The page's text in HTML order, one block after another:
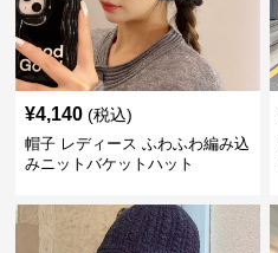
¥4,140 (税込)
帽子 レディース ふわふわ編み込
みニットバケットハット